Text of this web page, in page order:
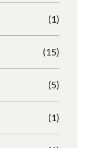
(1)
(15)
(5)
(1)